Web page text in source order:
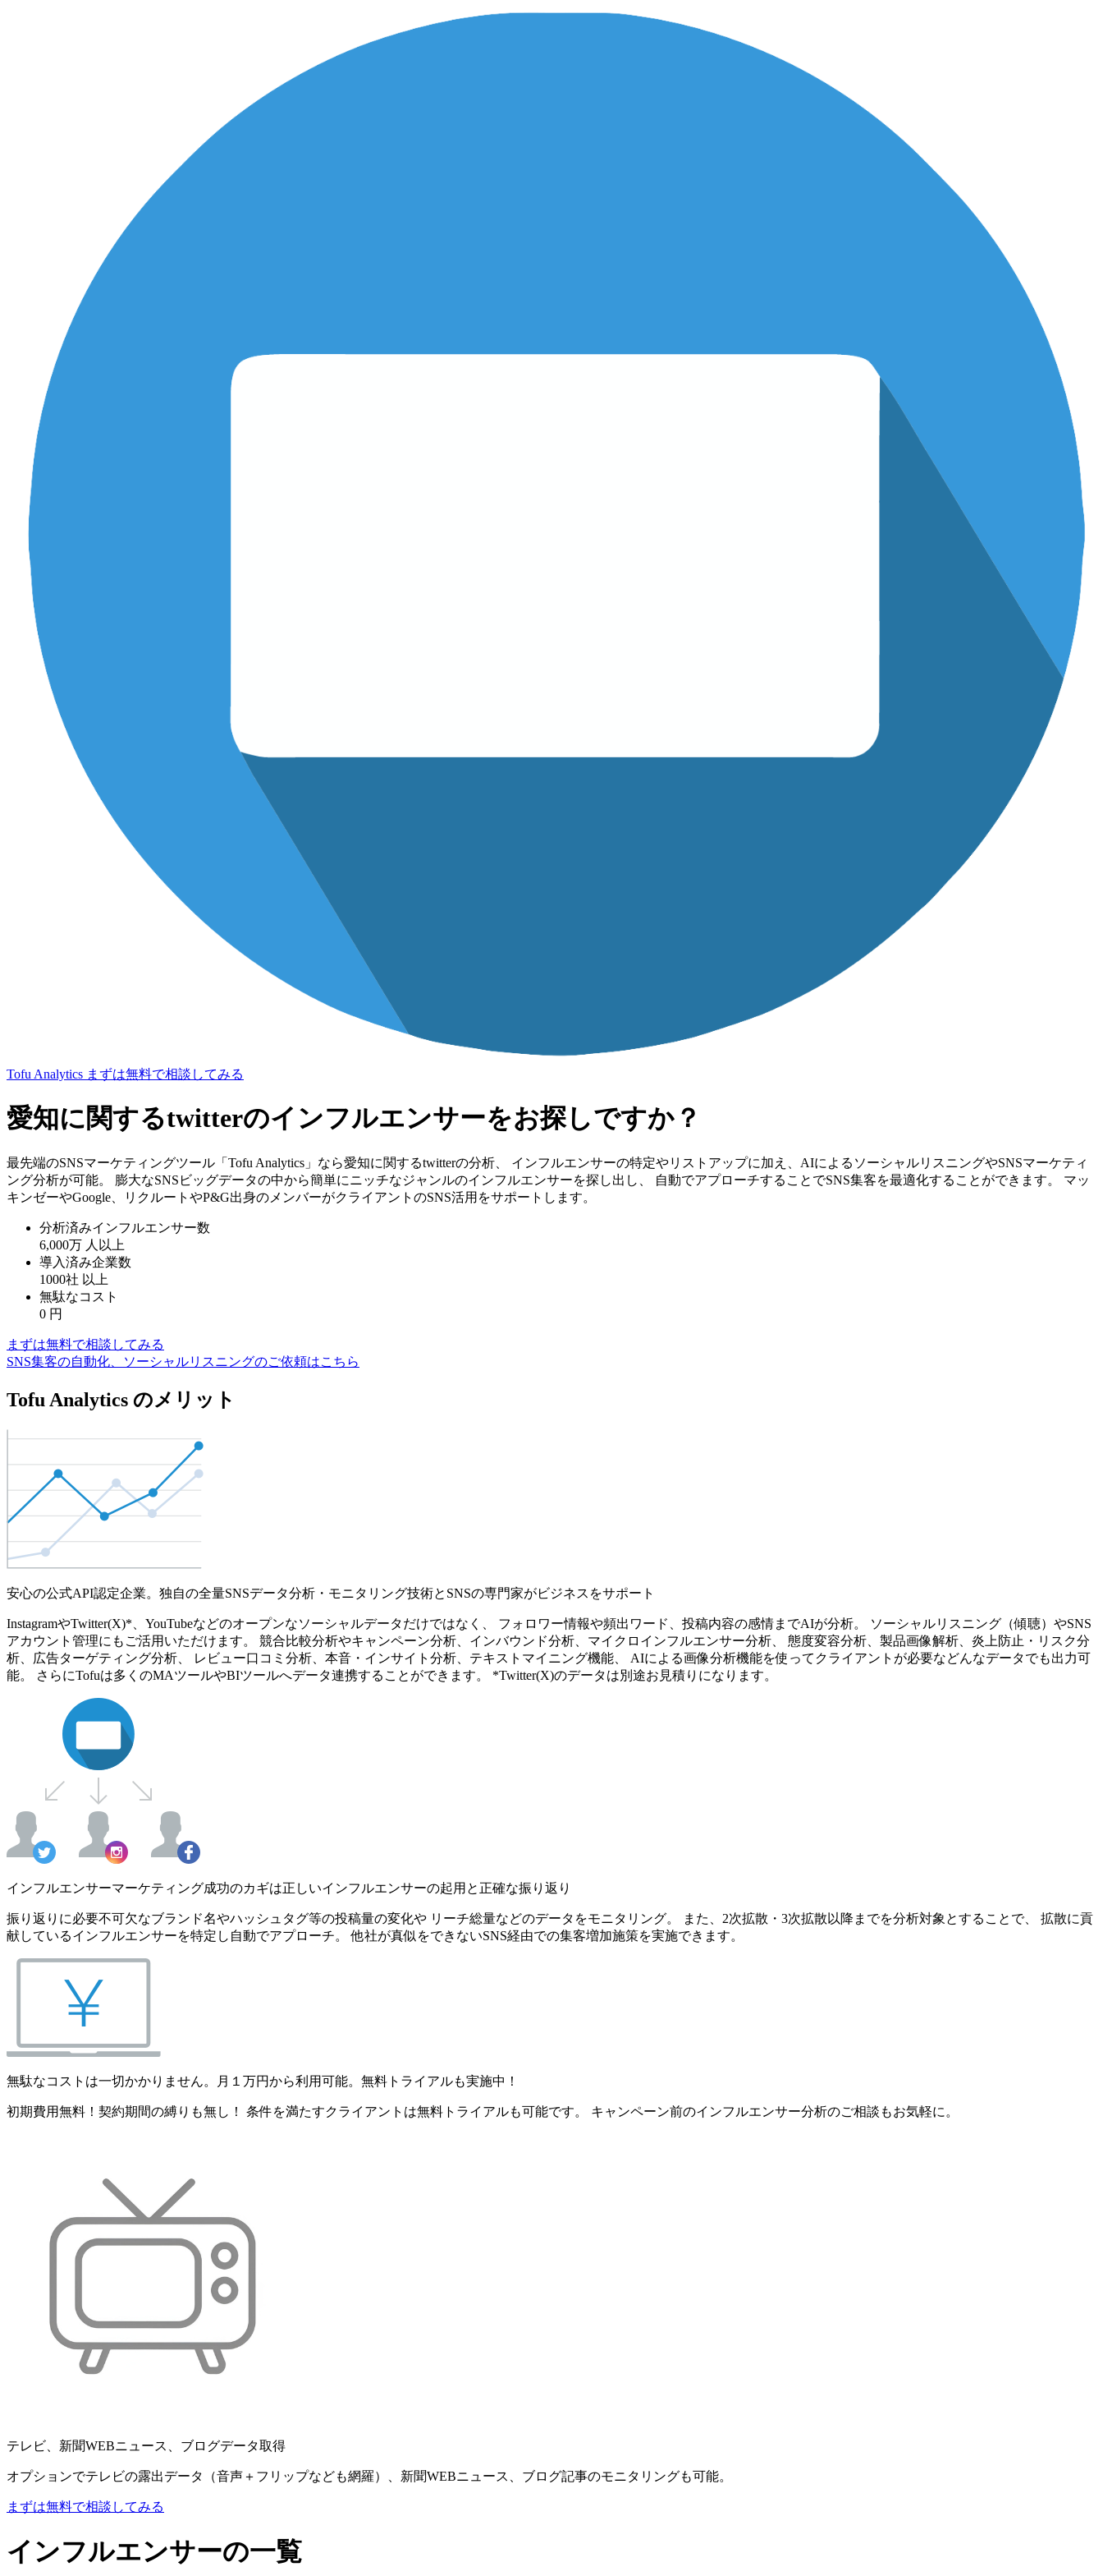
Tofu Analytics まずは無料で相談してみる
愛知に関するtwitterのインフルエンサーをお探しですか？
最先端のSNSマーケティングツール「Tofu Analytics」なら愛知に関するtwitterの分析、 インフルエンサーの特定やリストアップに加え、AIによるソーシャルリスニングやSNSマーケティ
ング分析が可能。 膨大なSNSビッグデータの中から簡単にニッチなジャンルのインフルエンサーを探し出し、 自動でアプローチすることでSNS集客を最適化することができます。 マッ
キンゼーやGoogle、リクルートやP&G出身のメンバーがクライアントのSNS活用をサポートします。
分析済みインフルエンサー数
6,000万 人以上
導入済み企業数
1000社 以上
無駄なコスト
0 円
まずは無料で相談してみる
SNS集客の自動化、ソーシャルリスニングのご依頼はこちら
Tofu Analytics のメリット
安心の公式API認定企業。独自の全量SNSデータ分析・モニタリング技術とSNSの専門家がビジネスをサポート
InstagramやTwitter(X)*、YouTubeなどのオープンなソーシャルデータだけではなく、 フォロワー情報や頻出ワード、投稿内容の感情までAIが分析。 ソーシャルリスニング（傾聴）やSNS
アカウント管理にもご活用いただけます。 競合比較分析やキャンペーン分析、インバウンド分析、マイクロインフルエンサー分析、 態度変容分析、製品画像解析、炎上防止・リスク分
析、広告ターゲティング分析、 レビュー口コミ分析、本音・インサイト分析、テキストマイニング機能、 AIによる画像分析機能を使ってクライアントが必要などんなデータでも出力可
能。 さらにTofuは多くのMAツールやBIツールへデータ連携することができます。 *Twitter(X)のデータは別途お見積りになります。
インフルエンサーマーケティング成功のカギは正しいインフルエンサーの起用と正確な振り返り
振り返りに必要不可欠なブランド名やハッシュタグ等の投稿量の変化や リーチ総量などのデータをモニタリング。 また、2次拡散・3次拡散以降までを分析対象とすることで、 拡散に貢
献しているインフルエンサーを特定し自動でアプローチ。 他社が真似をできないSNS経由での集客増加施策を実施できます。
無駄なコストは一切かかりません。月１万円から利用可能。無料トライアルも実施中！
初期費用無料！契約期間の縛りも無し！ 条件を満たすクライアントは無料トライアルも可能です。 キャンペーン前のインフルエンサー分析のご相談もお気軽に。
テレビ、新聞WEBニュース、ブログデータ取得
オプションでテレビの露出データ（音声＋フリップなども網羅）、新聞WEBニュース、ブログ記事のモニタリングも可能。
まずは無料で相談してみる
インフルエンサーの一覧